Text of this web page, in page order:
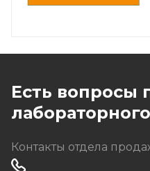
Есть вопросы
Контакты отдела